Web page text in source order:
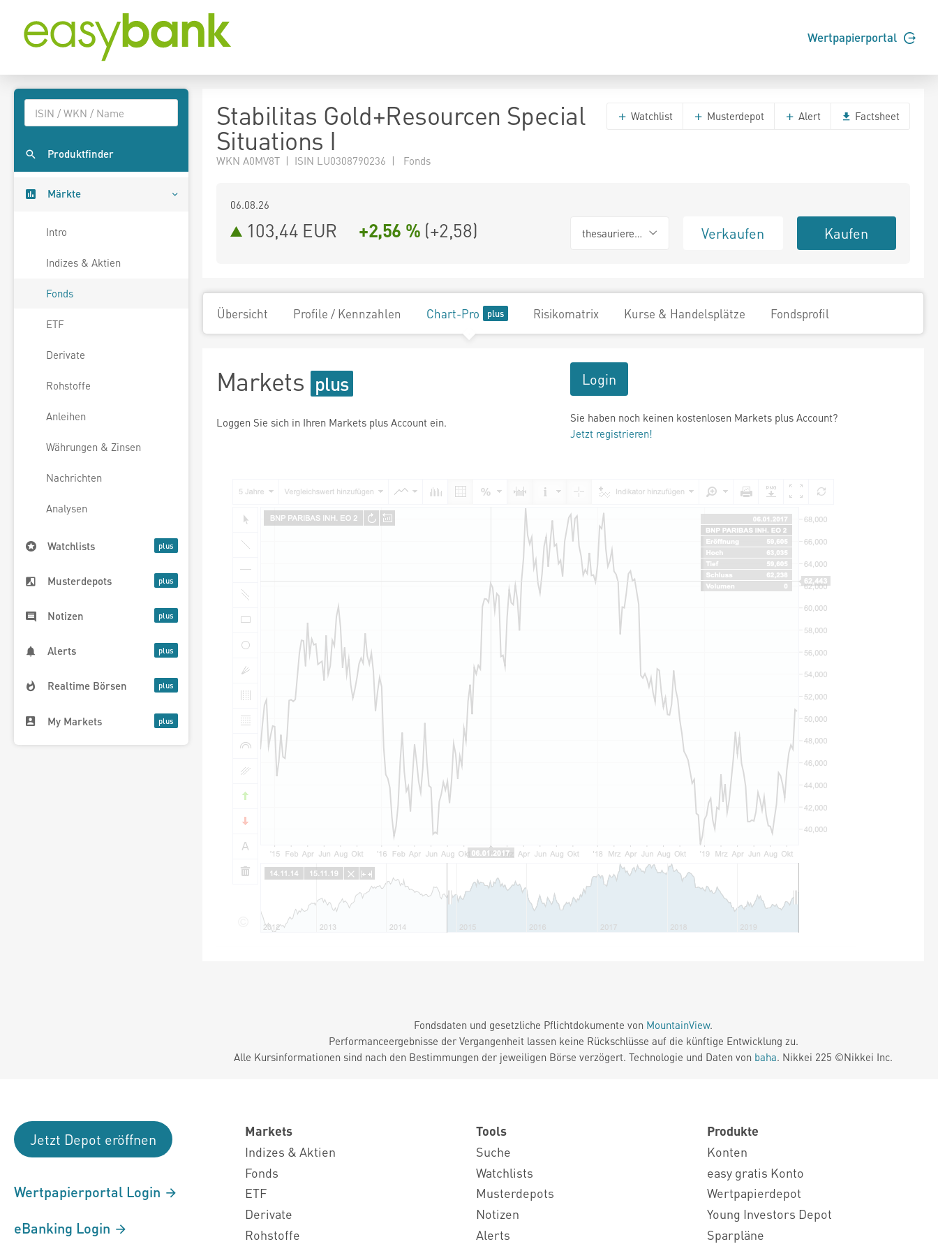
Wertpapierportal
Produktfinder
Märkte
Intro
Indizes & Aktien
Fonds
ETF
Derivate
Rohstoffe
Anleihen
Währungen & Zinsen
Nachrichten
Analysen
Watchlists
Musterdepots
Notizen
Alerts
Realtime Börsen
My Markets
Stabilitas Gold+Resourcen Special
Situations I
WKN A0MV8T | ISIN LU0308790236 | Fonds
Watchlist Musterdepot Alert Factsheet
06.08.26
103,44 EUR +2,56 % (+2,58) thesaurierend Verkaufen Kaufen
Übersicht Profile / Kennzahlen Chart-Pro Risikomatrix Kurse & Handelsplätze Fondsprofil
Markets
Loggen Sie sich in Ihren Markets plus Account ein.
Login
Sie haben noch keinen kostenlosen Markets plus Account?
Jetzt registrieren!
Fondsdaten und gesetzliche Pflichtdokumente von MountainView.
Performanceergebnisse der Vergangenheit lassen keine Rückschlüsse auf die künftige Entwicklung zu.
Alle Kursinformationen sind nach den Bestimmungen der jeweiligen Börse verzögert. Technologie und Daten von baha. Nikkei 225 ©Nikkei Inc.
Jetzt Depot eröffnen
Wertpapierportal Login
eBanking Login
Markets
Indizes & Aktien
Fonds
ETF
Derivate
Rohstoffe
Tools
Suche
Watchlists
Musterdepots
Notizen
Alerts
Produkte
Konten
easy gratis Konto
Wertpapierdepot
Young Investors Depot
Sparpläne